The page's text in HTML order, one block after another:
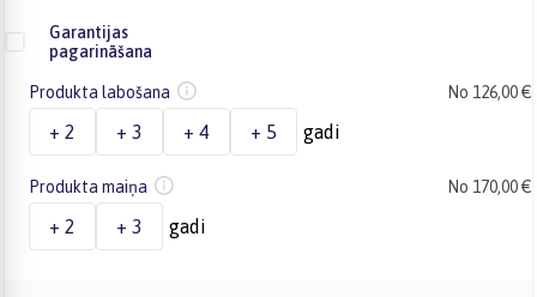
Garantijas
pagarināšana
Produkta labošana No 126,00 €
+ 2 + 3 + 4 + 5 gadi
Produkta maiņa No 170,00 €
+ 2 + 3 gadi